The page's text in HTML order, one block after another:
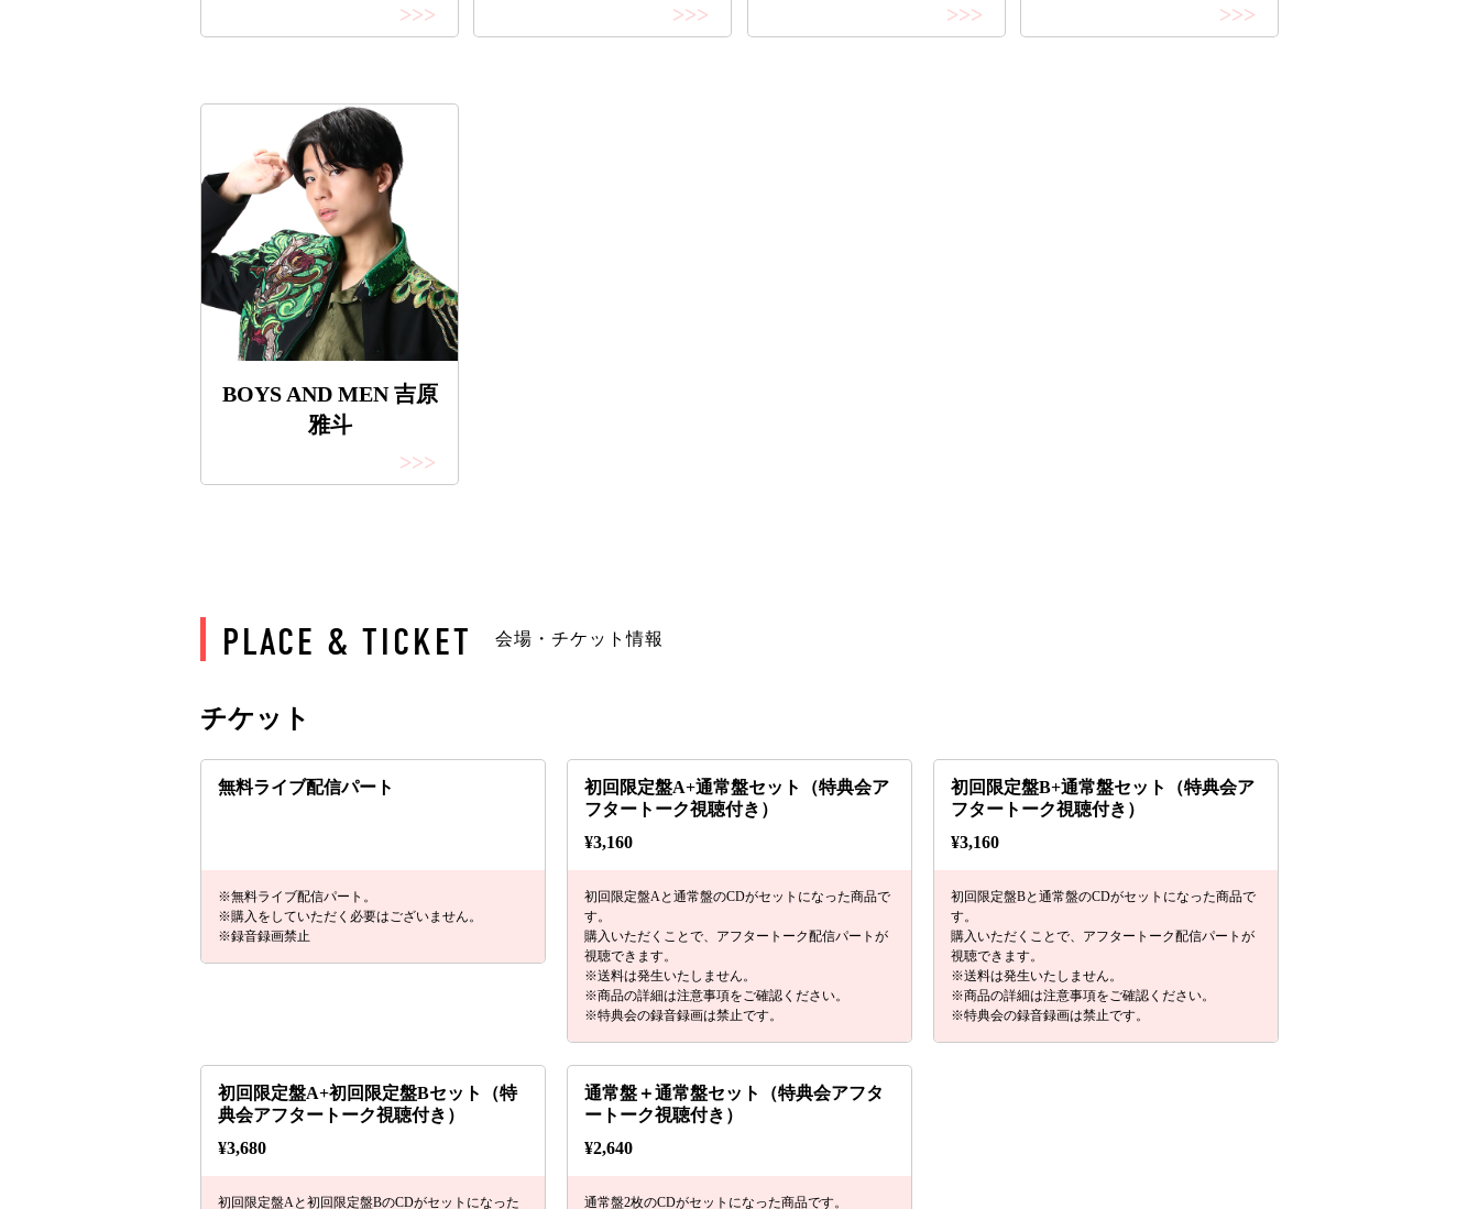
>>>
>>>
>>>
>>>
BOYS AND MEN 吉原
雅斗
>>>
PLACE & TICKET 会場・チケット情報
チケット
無料ライブ配信パート
※無料ライブ配信パート。
※購入をしていただく必要はございません。
※録音録画禁止
初回限定盤A+通常盤セット（特典会ア
フタートーク視聴付き）
¥3,160
初回限定盤Aと通常盤のCDがセットになった商品で
す。
購入いただくことで、アフタートーク配信パートが
視聴できます。
※送料は発生いたしません。
※商品の詳細は注意事項をご確認ください。
※特典会の録音録画は禁止です。
初回限定盤B+通常盤セット（特典会ア
フタートーク視聴付き）
¥3,160
初回限定盤Bと通常盤のCDがセットになった商品で
す。
購入いただくことで、アフタートーク配信パートが
視聴できます。
※送料は発生いたしません。
※商品の詳細は注意事項をご確認ください。
※特典会の録音録画は禁止です。
初回限定盤A+初回限定盤Bセット（特
典会アフタートーク視聴付き）
¥3,680
初回限定盤Aと初回限定盤BのCDがセットになった
通常盤＋通常盤セット（特典会アフタ
ートーク視聴付き）
¥2,640
通常盤2枚のCDがセットになった商品です。